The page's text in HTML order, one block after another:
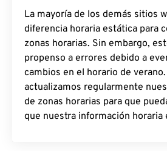
La mayoría de los demás sitios
diferencia horaria estática para
zonas horarias. Sin embargo,
propenso a errores debido a
cambios en el horario de
actualizamos regularmente
de zonas horarias para que
que nuestra información horaria